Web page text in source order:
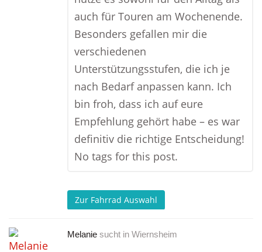
auch für Touren am Wochenende.
Besonders gefallen mir die
verschiedenen
Unterstützungsstufen, die ich je
nach Bedarf anpassen kann. Ich
bin froh, dass ich auf eure
Empfehlung gehört habe – es war
definitiv die richtige Entscheidung!
No tags for this post.
Zur Fahrrad Auswahl
Melanie sucht in Wiernsheim